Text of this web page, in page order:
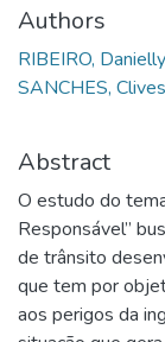
Authors
RIBEIRO,
SANCHES,
Abstract
O estudo do
Responsável”
de trânsito
que tem por
aos perigos da